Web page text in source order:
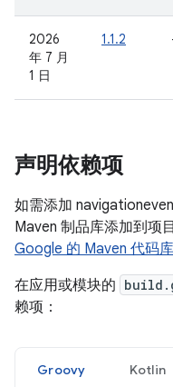
2026
年 7 月
1 日
1.1.2
声明依赖项
如需添加
Maven 制品库添加到项
Google 的 Maven 代码库
在应用或模块的
赖项：
Groovy Kotlin